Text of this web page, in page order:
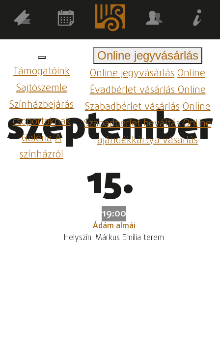
Támogatóink
Sajtószemle
Színházbejárás
csoportoknak
GalériaA
színházról
Online jegyvásárlás
Online jegyvásárlásOnline
Évadbérlet vásárlásOnline
Szabadbérlet vásárlásOnline
Szabadbérlet beváltásOnline
ajándékkártya vásárlás
szeptember
15.
19:00
Ádám almái
Helyszín: Márkus Emília terem